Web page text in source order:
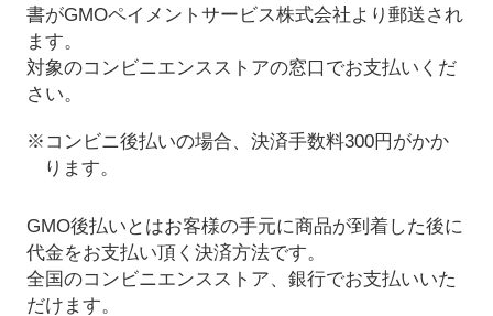
書がGMOペイメントサービス株式会社より郵送され
ます。
対象のコンビニエンスストアの窓口でお支払いくだ
さい。
※コンビニ後払いの場合、決済手数料300円がかか
ります。
GMO後払いとはお客様の手元に商品が到着した後に
代金をお支払い頂く決済方法です。
全国のコンビニエンスストア、銀行でお支払いいた
だけます。